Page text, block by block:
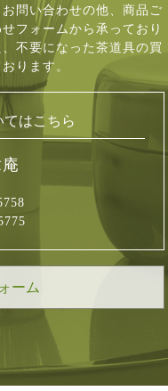
問い合わせの他、商品ご
フォームから承っており
、不要になった茶道具の買
ります。
はこちら
ーム